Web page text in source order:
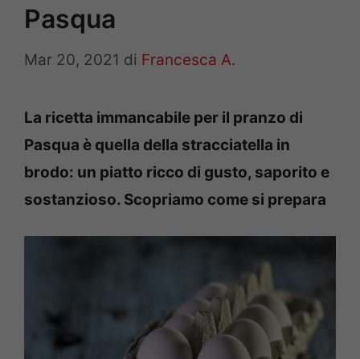
Pasqua
Mar 20, 2021 di Francesca A.
La ricetta immancabile per il pranzo di
Pasqua è quella della stracciatella in
brodo: un piatto ricco di gusto, saporito e
sostanzioso. Scopriamo come si prepara